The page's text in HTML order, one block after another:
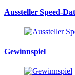
Aussteller Speed-
Gewinnspiel